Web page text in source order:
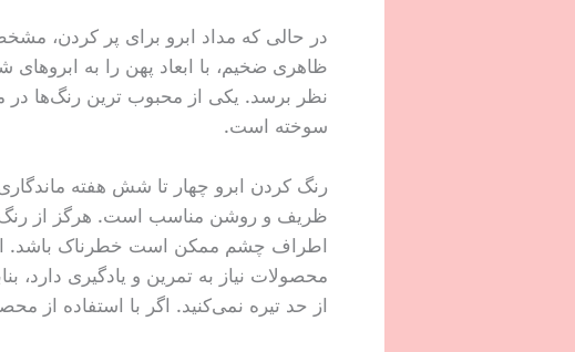
در حالی که مداد ابرو برای پر کردن،
ظاهری ضخیم، با ابعاد پهن را به
نظر برسد. یکی از محبوب ترین رنگ‌ها در
سوخته است.
رنگ کردن ابرو چهار تا شش هفته
ظریف و روشن مناسب است. هرگز از رنگ مو
اطراف چشم ممکن است خطرناک باشد.
محصولات نیاز به تمرین و یادگیری دارد،
از حد تیره نمی‌کنید. اگر با استفاده از